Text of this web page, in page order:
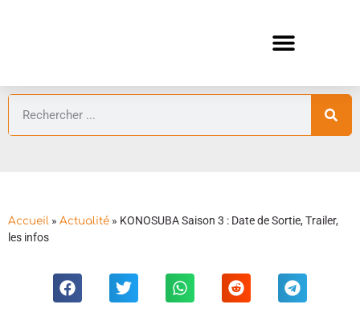
Accueil » Actualité » KONOSUBA Saison 3 : Date de Sortie, Trailer,
les infos